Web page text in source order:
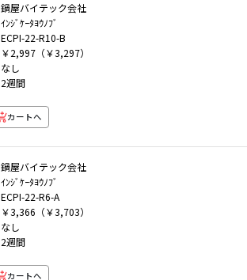
鍋屋バイテック会社
ｲﾝｼﾞｹｰﾀﾖｳﾉﾌﾞ
ECPI-22-R10-B
￥2,997（￥3,297）
なし
2週間
カートへ
鍋屋バイテック会社
ｲﾝｼﾞｹｰﾀﾖｳﾉﾌﾞ
ECPI-22-R6-A
￥3,366（￥3,703）
なし
2週間
カートへ